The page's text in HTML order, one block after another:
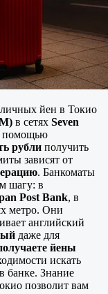
йен в Токио
в сетях Seven
помощью
рубли получить
зависят от
. Банкоматы
шагу: в
Post Bank, в
метро. Они
английский
даже для
йены
искать
банке. Знание
позволит вам